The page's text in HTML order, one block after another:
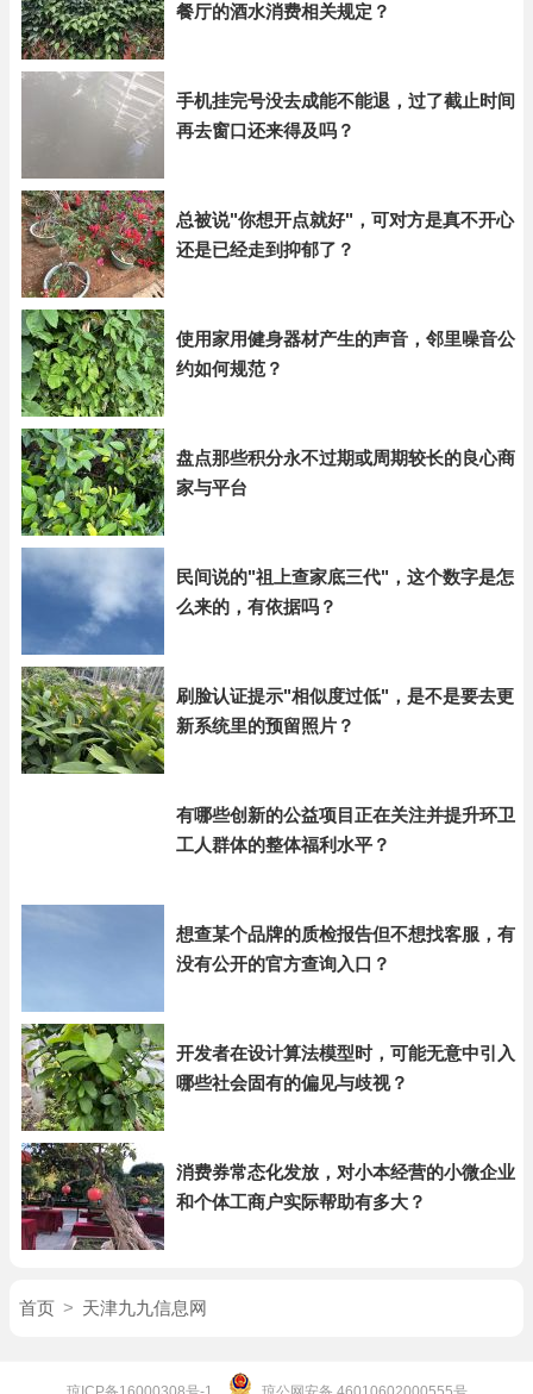
餐厅的酒水消费相关规定？
手机挂完号没去成能不能退，过了截止时间
再去窗口还来得及吗？
总被说"你想开点就好"，可对方是真不开心
还是已经走到抑郁了？
使用家用健身器材产生的声音，邻里噪音公
约如何规范？
盘点那些积分永不过期或周期较长的良心商
家与平台
民间说的"祖上查家底三代"，这个数字是怎
么来的，有依据吗？
刷脸认证提示"相似度过低"，是不是要去更
新系统里的预留照片？
有哪些创新的公益项目正在关注并提升环卫
工人群体的整体福利水平？
想查某个品牌的质检报告但不想找客服，有
没有公开的官方查询入口？
开发者在设计算法模型时，可能无意中引入
哪些社会固有的偏见与歧视？
消费券常态化发放，对小本经营的小微企业
和个体工商户实际帮助有多大？
首页 > 天津九九信息网